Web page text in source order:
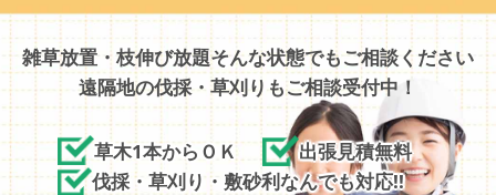
雑草放置・枝伸び放題そんな状態でもご相談ください
遠隔地の伐採・草刈りもご相談受付中！
草木1本からＯＫ
出張見積無料
伐採・草刈り・敷砂利なんでも対応!!